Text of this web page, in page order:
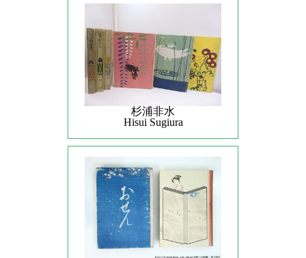
杉浦非水
Hisui Sugiura